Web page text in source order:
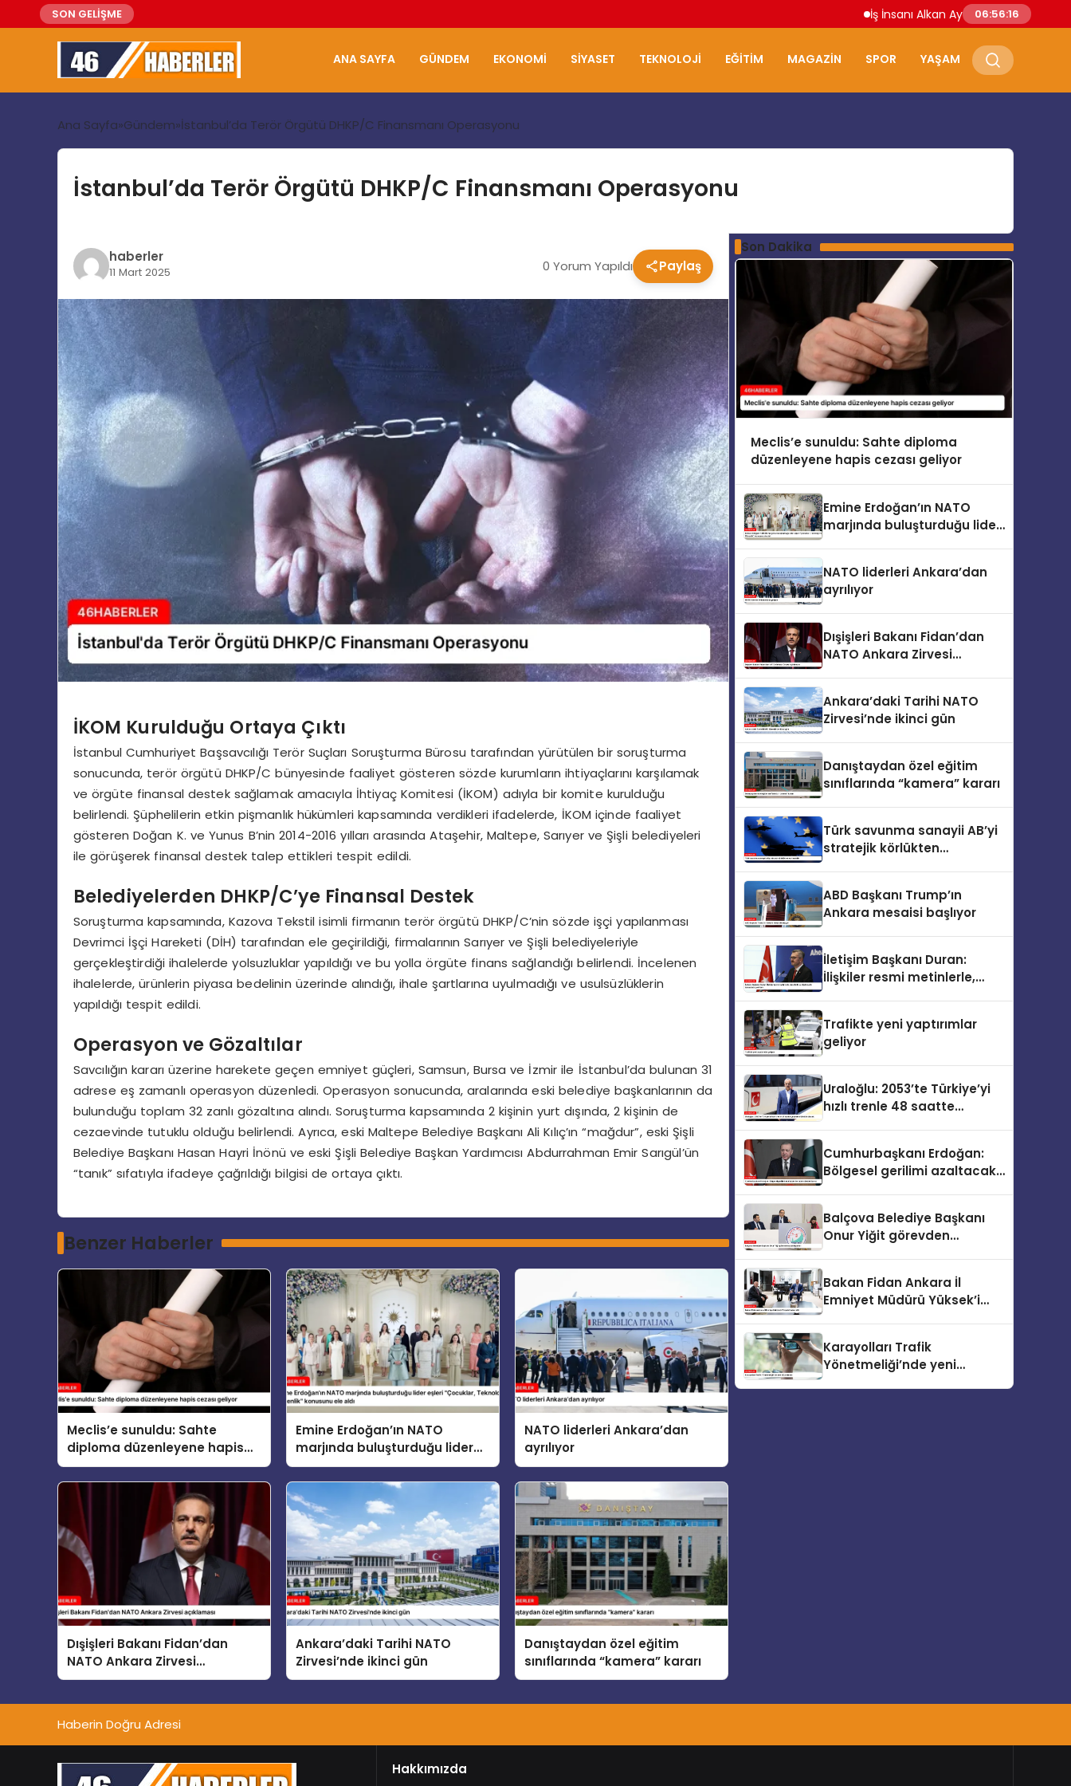
SON GELİŞME İş İnsanı Alkan Aydoğdu: “Doğru
06:56:17
ANA SAYFA GÜNDEM EKONOMI SIYASET TEKNOLOJI EĞITIM MAGAZIN SPOR YAŞAM
Ana Sayfa Gündem İstanbul’da Terör Örgütü DHKP/C Finansmanı Operasyonu
İstanbul’da Terör Örgütü DHKP/C Finansmanı Operasyonu
haberler
11 Mart 2025 0 Yorum Yapıldı Paylaş
İKOM Kurulduğu Ortaya Çıktı
İstanbul Cumhuriyet Başsavcılığı Terör Suçları Soruşturma Bürosu tarafından yürütülen bir soruşturma
sonucunda, terör örgütü DHKP/C bünyesinde faaliyet gösteren sözde kurumların ihtiyaçlarını karşılamak
ve örgüte finansal destek sağlamak amacıyla İhtiyaç Komitesi (İKOM) adıyla bir komite kurulduğu
belirlendi. Şüphelilerin etkin pişmanlık hükümleri kapsamında verdikleri ifadelerde, İKOM içinde faaliyet
gösteren Doğan K. ve Yunus B’nin 2014-2016 yılları arasında Ataşehir, Maltepe, Sarıyer ve Şişli belediyeleri
ile görüşerek finansal destek talep ettikleri tespit edildi.
Belediyelerden DHKP/C’ye Finansal Destek
Soruşturma kapsamında, Kazova Tekstil isimli firmanın terör örgütü DHKP/C’nin sözde işçi yapılanması
Devrimci İşçi Hareketi (DİH) tarafından ele geçirildiği, firmalarının Sarıyer ve Şişli belediyeleriyle
gerçekleştirdiği ihalelerde yolsuzluklar yapıldığı ve bu yolla örgüte finans sağlandığı belirlendi. İncelenen
ihalelerde, ürünlerin piyasa bedelinin üzerinde alındığı, ihale şartlarına uyulmadığı ve usulsüzlüklerin
yapıldığı tespit edildi.
Operasyon ve Gözaltılar
Savcılığın kararı üzerine harekete geçen emniyet güçleri, Samsun, Bursa ve İzmir ile İstanbul’da bulunan 31
adrese eş zamanlı operasyon düzenledi. Operasyon sonucunda, aralarında eski belediye başkanlarının da
bulunduğu toplam 32 zanlı gözaltına alındı. Soruşturma kapsamında 2 kişinin yurt dışında, 2 kişinin de
cezaevinde tutuklu olduğu belirlendi. Ayrıca, eski Maltepe Belediye Başkanı Ali Kılıç’ın “mağdur”, eski Şişli
Belediye Başkanı Hasan Hayri İnönü ve eski Şişli Belediye Başkan Yardımcısı Abdurrahman Emir Sarıgül’ün
“tanık” sıfatıyla ifadeye çağrıldığı bilgisi de ortaya çıktı.
Benzer Haberler
Meclis’e sunuldu: Sahte
diploma düzenleyene hapis
cezası geliyor
Emine Erdoğan’ın NATO
marjında buluşturduğu lider
eşleri “Çocuklar, Teknoloji ve
Güvenlik” konusunu ele aldı
NATO liderleri Ankara’dan
ayrılıyor
Dışişleri Bakanı Fidan’dan
NATO Ankara Zirvesi
açıklaması
Ankara’daki Tarihi NATO
Zirvesi’nde ikinci gün
Danıştaydan özel eğitim
sınıflarında “kamera” kararı
Son Dakika
Meclis’e sunuldu: Sahte diploma
düzenleyene hapis cezası geliyor
Emine Erdoğan’ın NATO
marjında buluşturduğu lider
NATO liderleri Ankara’dan
ayrılıyor
Dışişleri Bakanı Fidan’dan
NATO Ankara Zirvesi
Ankara’daki Tarihi NATO
Zirvesi’nde ikinci gün
Danıştaydan özel eğitim
sınıflarında “kamera” kararı
Türk savunma sanayii AB’yi
stratejik körlükten
ABD Başkanı Trump’ın
Ankara mesaisi başlıyor
İletişim Başkanı Duran:
İlişkiler resmi metinlerle,
Trafikte yeni yaptırımlar
geliyor
Uraloğlu: 2053’te Türkiye’yi
hızlı trenle 48 saatte
Cumhurbaşkanı Erdoğan:
Bölgesel gerilimi azaltacak
Balçova Belediye Başkanı
Onur Yiğit görevden
Bakan Fidan Ankara İl
Emniyet Müdürü Yüksek’i
Karayolları Trafik
Yönetmeliği’nde yeni
Haberin Doğru Adresi
Hakkımızda